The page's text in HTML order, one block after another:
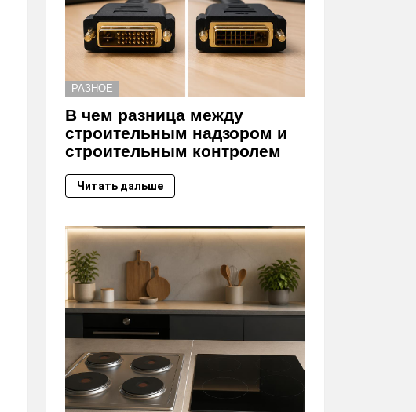
РАЗНОЕ
В чем разница между
строительным надзором и
строительным контролем
Читать дальше